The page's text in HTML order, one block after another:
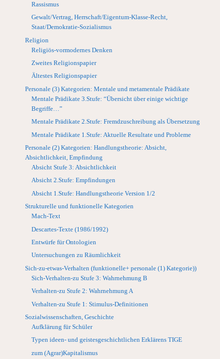
Rassismus
Gewalt/Vertrag, Herrschaft/Eigentum-Klasse-Recht,
Staat/Demokratie-Sozialismus
Religion
Religiös-vormodernes Denken
Zweites Religionspapier
Ältestes Religionspapier
Personale (3) Kategorien: Mentale und metamentale Prädikate
Mentale Prädikate 3.Stufe: “Übersicht über einige wichtige
Begriffe…”
Mentale Prädikate 2.Stufe: Fremdzuschreibung als Übersetzung
Mentale Prädikate 1.Stufe: Aktuelle Resultate und Probleme
Personale (2) Kategorien: Handlungstheorie: Absicht,
Absichtlichkeit, Empfindung
Absicht Stufe 3: Absichtlichkeit
Absicht 2.Stufe: Empfindungen
Absicht 1.Stufe: Handlungstheorie Version 1/2
Strukturelle und funktionelle Kategorien
Mach-Text
Descartes-Texte (1986/1992)
Entwürfe für Ontologien
Untersuchungen zu Räumlichkeit
Sich-zu-etwas-Verhalten (funktionelle+ personale (1) Kategorie))
Sich-Verhalten-zu Stufe 3: Wahrnehmung B
Verhalten-zu Stufe 2: Wahrnehmung A
Verhalten-zu Stufe 1: Stimulus-Definitionen
Sozialwissenschaften, Geschichte
Aufklärung für Schüler
Typen ideen- und geistesgeschichtlichen Erklärens TIGE
zum (Agrar)Kapitalismus